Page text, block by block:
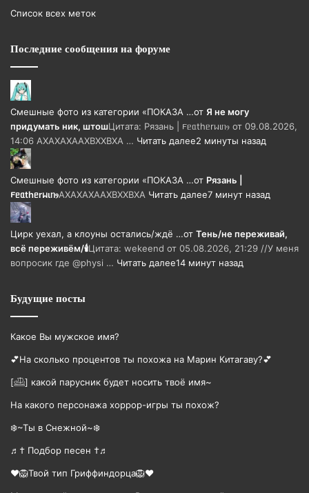
Список всех меток
Последние сообщения на форуме
Смешные фото из категории «ПОКАЗА …от Я не могу
придумать ник, штошЦитата: Рязань | 𐔥ᥱᥲthᥱrᥕιᥒⳋ от 09.08.2026,
14:06 АХАХАХААХВХХВХА … Читать далее2 минуты назад
Смешные фото из категории «ПОКАЗА …от Рязань |
𐔥ᥱᥲthᥱrᥕιᥒⳋАХАХАХААХВХХВХА Читать далее7 минут назад
Цирк уехал, а клоуны остались/ждë …от Тень/не переживай,
всё переживём/🕯️Цитата: wekeend от 05.08.2026, 21:29 //У меня
вопросик где @physi … Читать далее14 минут назад
Будущие посты
Какое Вы мужское имя?
💕На сколько процентов ты похожа на Марин Китагаву?💕
[𓊝] какой парусник будет носить твоë имя~
На какого персонажа хоррор-игры ты похож?
❄️~Ты в Снежной~❄️
♬† Подбор песен †♬
❤️🦁Твой тип Гриффиндорца🦁❤️